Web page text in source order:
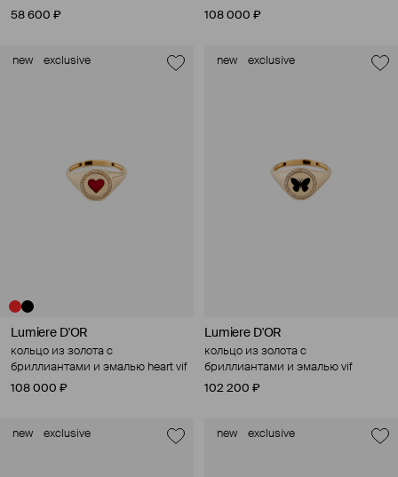
vif
58 600 ₽
108 000 ₽
new exclusive
Lumiere D'OR
кольцо из золота с
бриллиантами и эмалью heart vif
108 000 ₽
new exclusive
Lumiere D'OR
кольцо из золота с
бриллиантами и эмалью vif
102 200 ₽
new exclusive new exclusive